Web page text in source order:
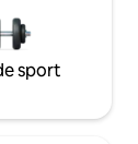
sport